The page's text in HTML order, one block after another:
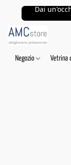
Dai
Negozio Vetrina